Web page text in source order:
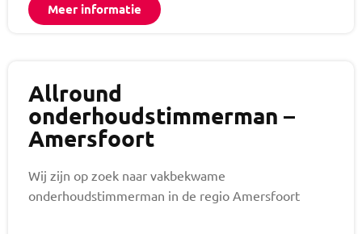
Meer informatie
Allround
onderhoudstimmerman –
Amersfoort
Wij zijn op zoek naar vakbekwame
onderhoudstimmerman in de regio Amersfoort